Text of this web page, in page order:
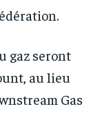
gaz seront
au lieu
Gas